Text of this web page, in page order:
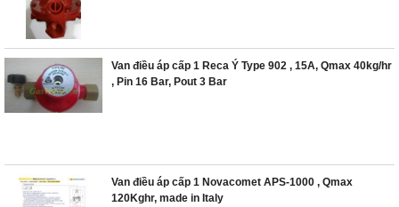
Van điều áp cấp 1 Reca Ý Type 902 , 15A, Qmax 40kg/hr
, Pin 16 Bar, Pout 3 Bar
Van điều áp cấp 1 Novacomet APS-1000 , Qmax
120Kghr, made in Italy